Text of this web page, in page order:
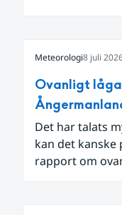
Meteorologi8 juli
Ovanligt
Det har talats
kan det kanske
rapport om